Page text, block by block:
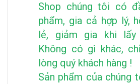
Shop chúng tôi có
phẩm, gia cả hợp lý,
lẻ, giảm gia khi
Không có gì khác,
lòng quý khách hàng !
Sản phẩm của chúng